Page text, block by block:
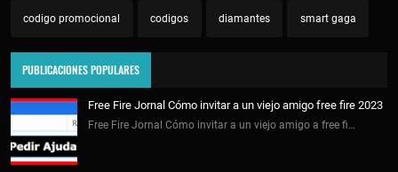
codigo promocional codigos diamantes smart gaga
PUBLICACIONES POPULARES
Free Fire Jornal Cómo invitar a un viejo amigo free fire 2023
Free Fire Jornal Cómo invitar a un viejo amigo a free fi…